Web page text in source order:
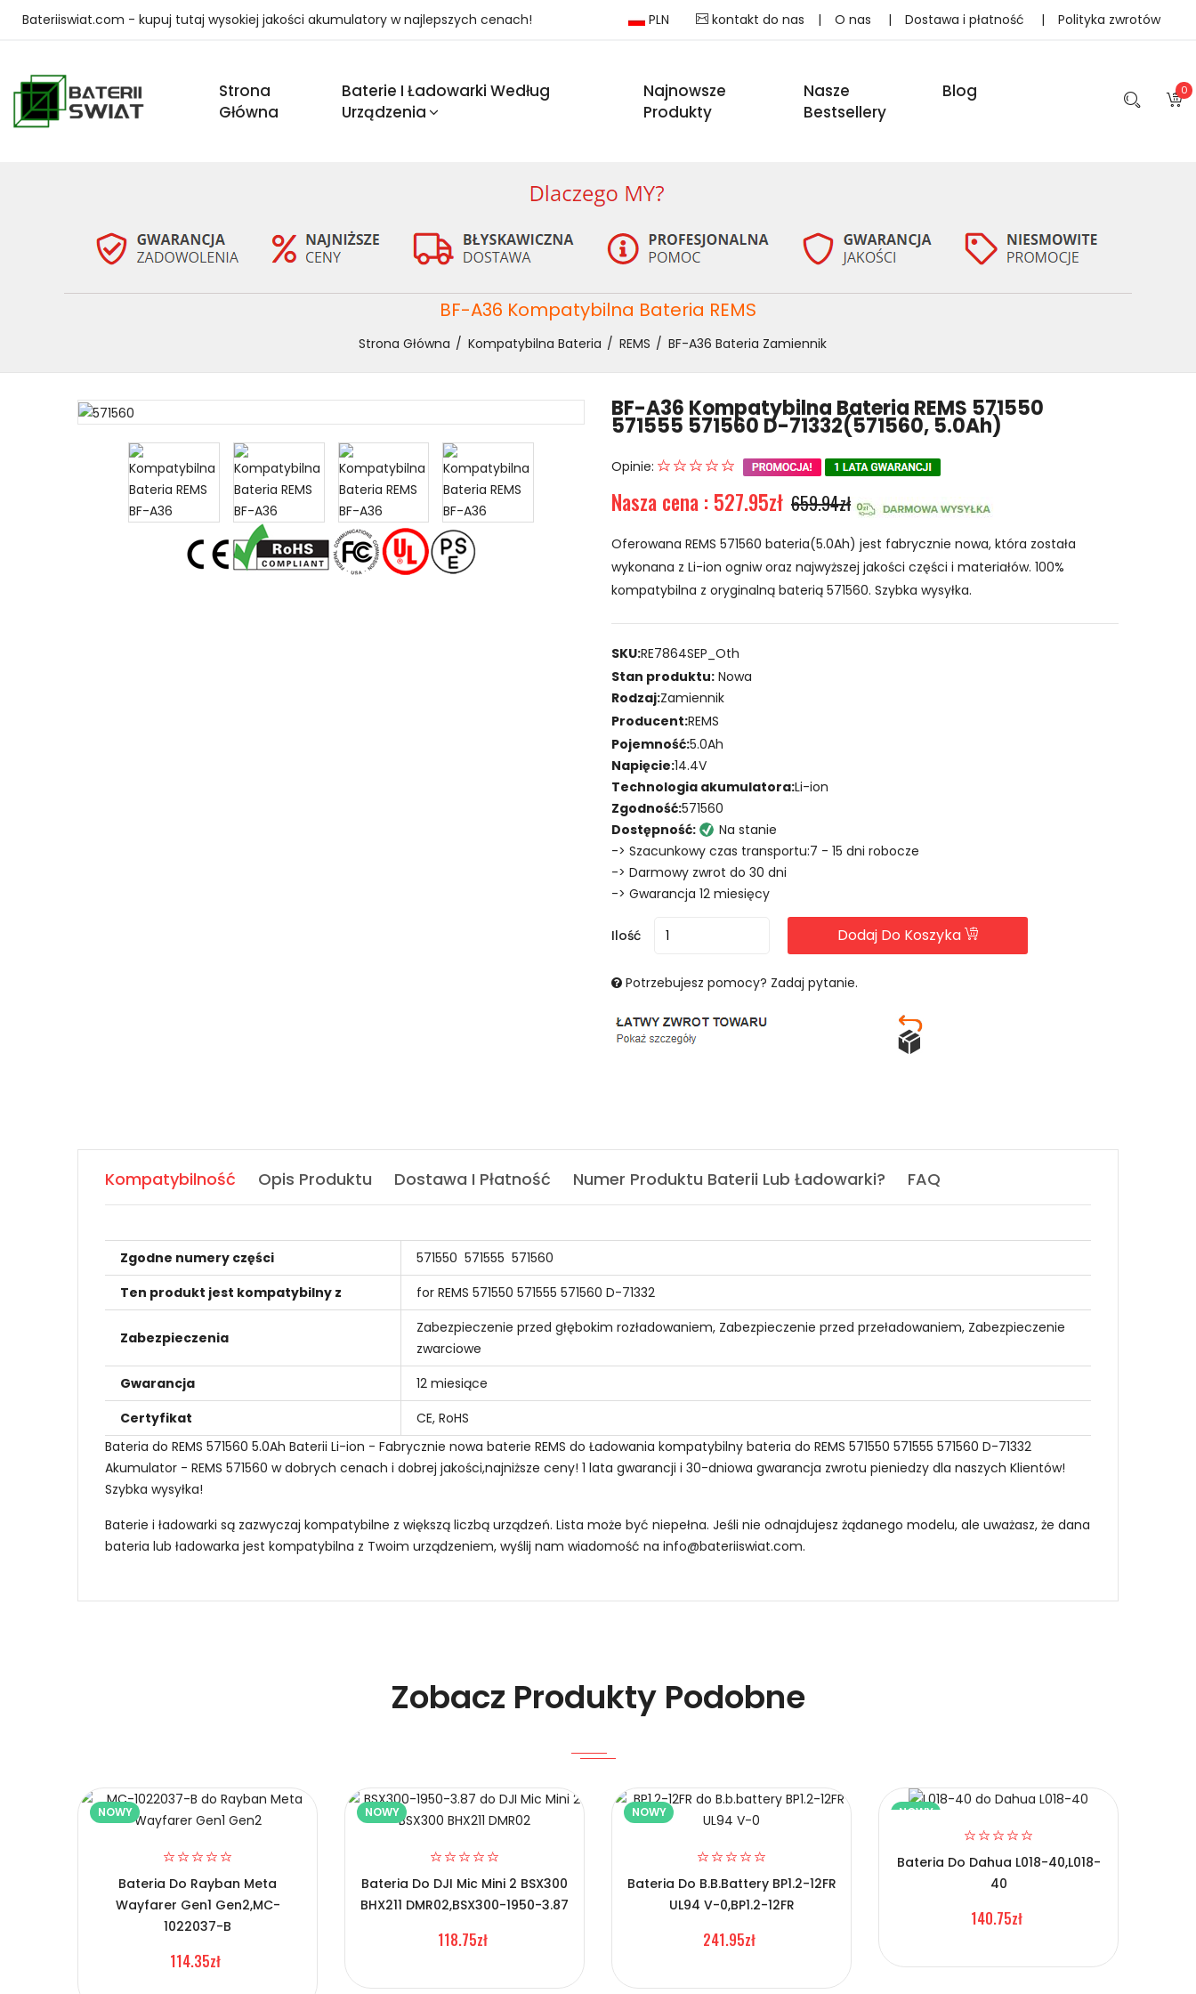
Bateriiswiat.com - kupuj tutaj wysokiej jakości akumulatory w najlepszych cenach! PLN kontakt do nas | O nas | Dostawa i płatność | Polityka zwrotów
Strona
Główna
Baterie I Ładowarki Według
Urządzenia
Najnowsze
Produkty
Nasze
Bestsellery
Blog 0
BF-A36 Kompatybilna Bateria REMS
Strona Główna Kompatybilna Bateria REMS BF-A36 Bateria Zamiennik
BF-A36 Kompatybilna Bateria REMS 571550
571555 571560 D-71332(571560, 5.0Ah)
Opinie:
Nasza cena : 527.95zł 659.94zł
Oferowana REMS 571560 bateria(5.0Ah) jest fabrycznie nowa, która została
wykonana z Li-ion ogniw oraz najwyższej jakości części i materiałów. 100%
kompatybilna z oryginalną baterią 571560. Szybka wysyłka.
SKU:RE7864SEP_Oth
Stan produktu: Nowa
Rodzaj:Zamiennik
Producent:REMS
Pojemność:5.0Ah
Napięcie:14.4V
Technologia akumulatora:Li-ion
Zgodność:571560
Dostępność:
Na stanie
-> Szacunkowy czas transportu:7 - 15 dni robocze
-> Darmowy zwrot do 30 dni
-> Gwarancja 12 miesięcy
Ilość Dodaj Do Koszyka
Potrzebujesz pomocy? Zadaj pytanie.
Kompatybilność Opis Produktu Dostawa I Płatność Numer Produktu Baterii Lub Ładowarki? FAQ
Zgodne numery części 571550 571555 571560
Ten produkt jest kompatybilny z
for REMS 571550 571555 571560 D-71332
Zabezpieczenia
Zabezpieczenie przed głębokim rozładowaniem, Zabezpieczenie przed przeładowaniem, Zabezpieczenie
zwarciowe
Gwarancja
12 miesiące
Certyfikat
CE, RoHS
Bateria do REMS 571560 5.0Ah Baterii Li-ion - Fabrycznie nowa baterie REMS do Ładowania kompatybilny bateria do REMS 571550 571555 571560 D-71332
Akumulator - REMS 571560 w dobrych cenach i dobrej jakości,najniższe ceny! 1 lata gwarancji i 30-dniowa gwarancja zwrotu pieniedzy dla naszych Klientów!
Szybka wysyłka!
Baterie i ładowarki są zazwyczaj kompatybilne z większą liczbą urządzeń. Lista może być niepełna. Jeśli nie odnajdujesz żądanego modelu, ale uważasz, że dana
bateria lub ładowarka jest kompatybilna z Twoim urządzeniem, wyślij nam wiadomość na info@bateriiswiat.com.
Prawo zwrotu w ciągu 30 dni
Szybka dostawa
Numer produktu ładowarki
1.Model urządzenia
Jak naładować Kompatybilna Bateria REMS BF-A36?
Zobacz Produkty Podobne
NOWY
Bateria Do Rayban Meta
Wayfarer Gen1 Gen2,MC-
1022037-B
114.35zł
NOWY
Bateria Do DJI Mic Mini 2 BSX300
BHX211 DMR02,BSX300-1950-3.87
118.75zł
NOWY
Bateria Do B.b.battery BP1.2-12FR
UL94 V-0,BP1.2-12FR
241.95zł
NOWY
Bateria Do Dahua L018-40,L018-
40
140.75zł